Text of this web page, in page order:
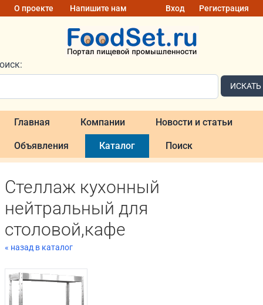
О проекте Напишите нам Вход Регистрация
ИСКАТЬ
Главная Компании Новости и статьи
Объявления Каталог Поиск
Стеллаж кухонный
нейтральный для
столовой,кафе
« назад в каталог